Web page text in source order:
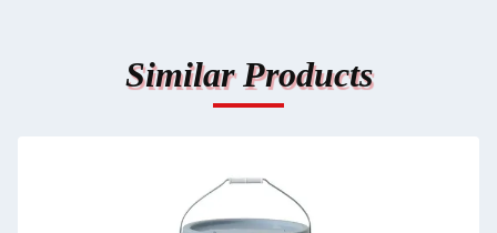
Similar Products